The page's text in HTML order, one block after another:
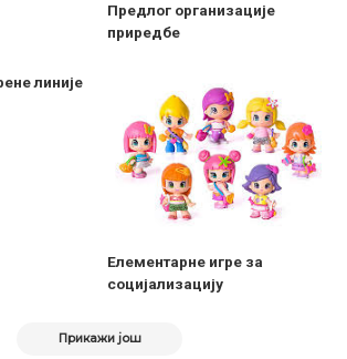
Предлог организације
приредбе
линије
Елементарне игре за
социјализацију
Прикажи још